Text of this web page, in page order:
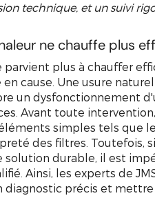
technique, et un suivi
ne chauffe plus
parvient plus à chauffer
cause. Une usure
un dysfonctionnement
Avant toute
simples tels que
des filtres. Toutefois,
solution durable, il est
Ainsi, les experts de
diagnostic précis et